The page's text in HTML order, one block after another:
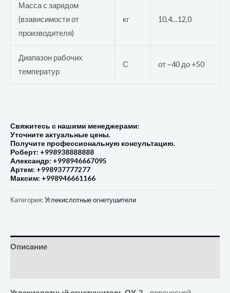
Масса с зарядом
(взависимости от
производителя)
кг 10,4…12,0
Диапазон рабочих
температур
С от –40 до +50
Свяжитесь с нашими менеджерами:
Уточните актуальные цены.
Получите профессиональную консультацию.
Роберт: +998938888888
Александр: +998946667095
Артем: +998937777277
Максим: +998946661166
Категория:Углекислотные огнетушители
Описание